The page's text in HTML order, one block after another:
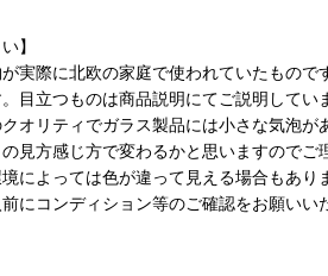
】
実際に北欧の家庭で使われていたもの
目立つものは商品説明にてご説明して
オリティでガラス製品には小さな気泡が
見方感じ方で変わるかと思いますのでご
によっては色が違って見える場合もあ
にコンディション等のご確認をお願い